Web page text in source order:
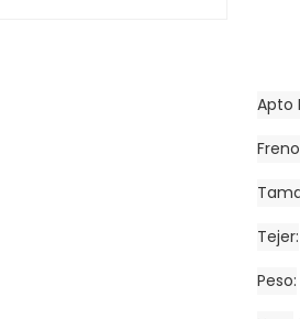
Apto
Freno
Tejer
Peso